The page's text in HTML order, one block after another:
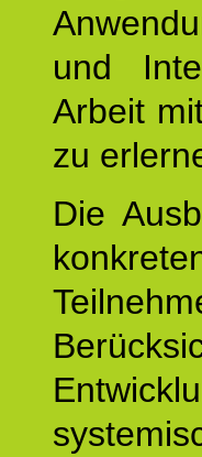
und
Arbeit
zu
Die